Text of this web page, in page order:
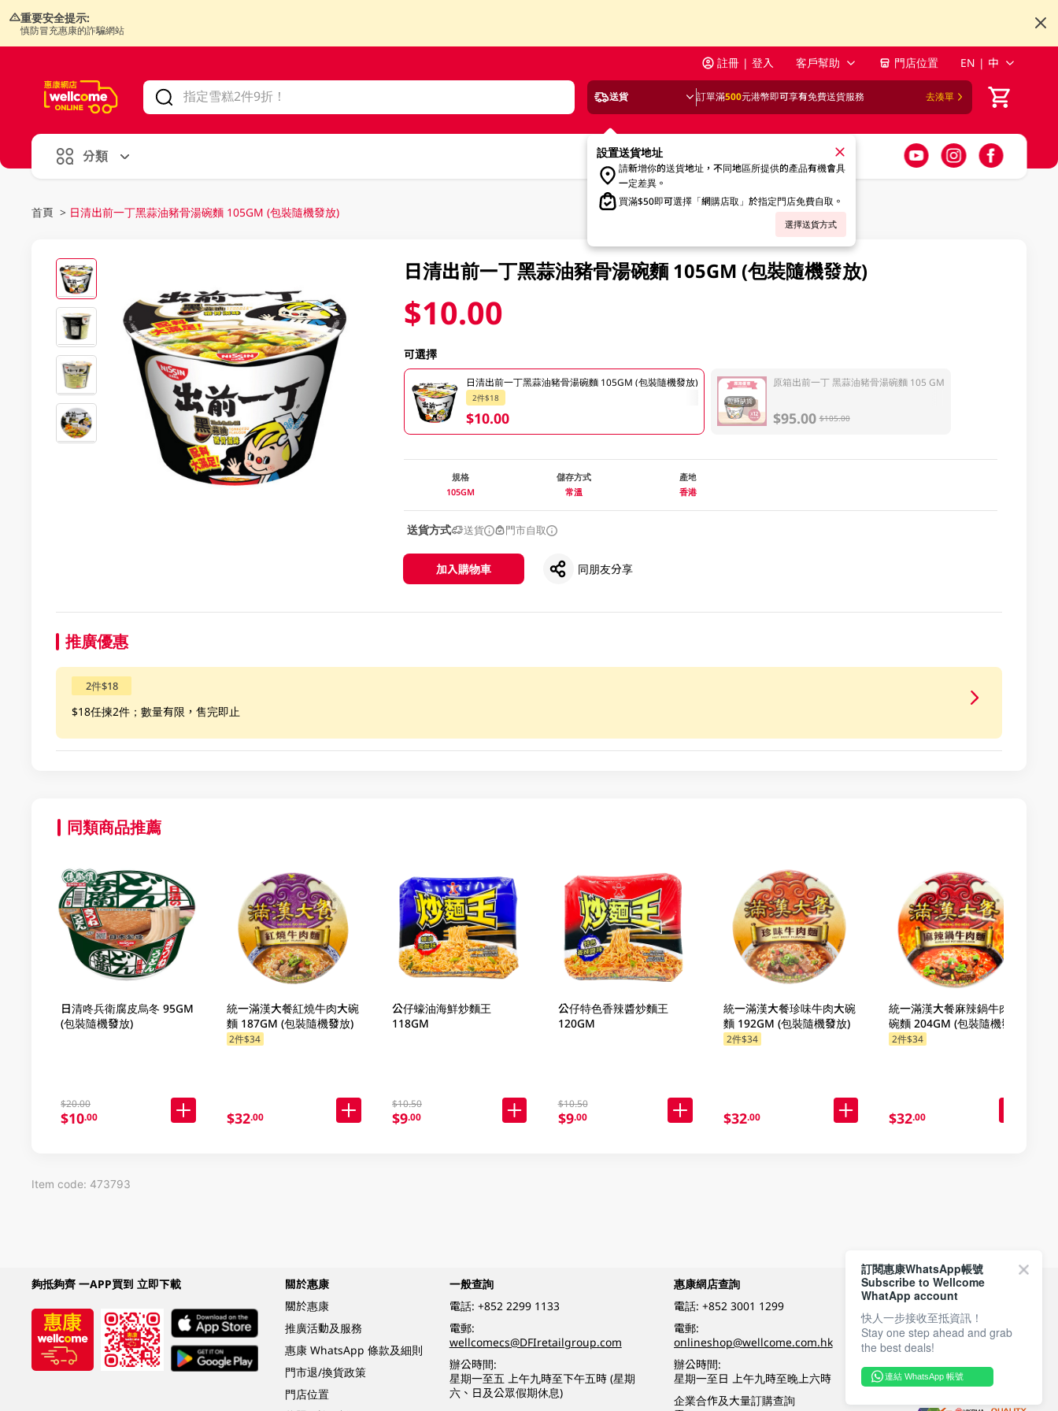
重要安全提示:
慎防冒充惠康的詐騙網站
註冊 | 登入 客戶幫助 門店位置 EN | 中
送貨 訂單滿500元港幣即可享有免費送貨服務 去湊單
設置送貨地址
請新增你的送貨地址，不同地區所提供的產品有機會具
一定差異。
買滿$50即可選擇「網購店取」於指定門店免費自取。
選擇送貨方式
分類
首頁 > 日清出前一丁黑蒜油豬骨湯碗麵 105GM (包裝隨機發放)
日清出前一丁黑蒜油豬骨湯碗麵 105GM (包裝隨機發放)
$10.00
可選擇
日清出前一丁黑蒜油豬骨湯碗麵 105GM (包裝隨機發放)
2件$18
$10.00
暫時缺貨
原箱出前一丁 黑蒜油豬骨湯碗麵 105 GM
$95.00 $105.00
規格
105GM
儲存方式
常溫
產地
香港
送貨方式 送貨 門市自取
加入購物車 同朋友分享
推廣優惠
2件$18
$18任揀2件；數量有限，售完即止
同類商品推薦
日清咚兵衛腐皮烏冬 95GM
(包裝隨機發放)
$20.00
$10.00
統一滿漢大餐紅燒牛肉大碗
麵 187GM (包裝隨機發放)
2件$34
$32.00
公仔蠔油海鮮炒麵王
118GM
$10.50
$9.00
公仔特色香辣醬炒麵王
120GM
$10.50
$9.00
統一滿漢大餐珍味牛肉大碗
麵 192GM (包裝隨機發放)
2件$34
$32.00
統一滿漢大餐麻辣鍋牛肉大
碗麵 204GM (包裝隨機發放)
2件$34
$32.00
Item code: 473793
夠抵夠齊 一APP買到 立即下載
關於惠康
關於惠康
推廣活動及服務
惠康 WhatsApp 條款及細則
門市退/換貨政策
門店位置
一般查詢
電話: +852 2299 1133
電郵:
wellcomecs@DFIretailgroup.com
辦公時間:
星期一至五 上午九時至下午五時 (星期
六、日及公眾假期休息)
惠康網店查詢
電話: +852 3001 1299
電郵:
onlineshop@wellcome.com.hk
辦公時間:
星期一至日 上午九時至晚上六時
企業合作及大量訂購查詢
付款方式
關注我們
訂閱惠康WhatsApp帳號
Subscribe to Wellcome
WhatApp account
快人一步接收至抵資訊！
Stay one step ahead and grab
the best deals!
連結 WhatsApp 帳號